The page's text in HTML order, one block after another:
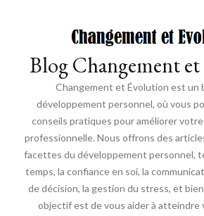
Blog Changement
Changement et Évolution est un
développement personnel, où vous
conseils pratiques pour améliorer
professionnelle. Nous offrons des
facettes du développement personnel,
temps, la confiance en soi, la
de décision, la gestion du stress, et
objectif est de vous aider à atteindre